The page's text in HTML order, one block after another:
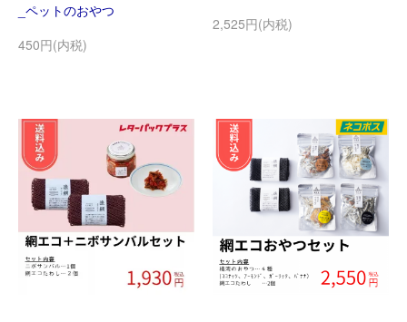
_ペットのおやつ
450円(内税)
2,525円(内税)